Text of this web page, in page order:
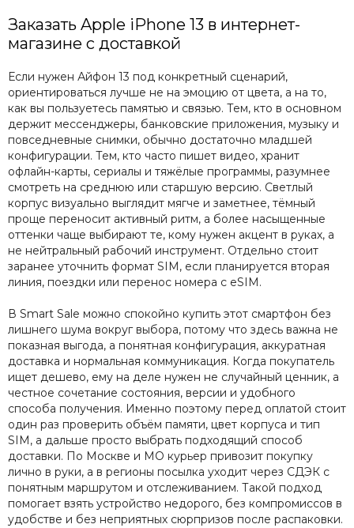
Заказать Apple iPhone 13 в интернет-
магазине с доставкой
Если нужен Айфон 13 под конкретный сценарий,
ориентироваться лучше не на эмоцию от цвета, а на то,
как вы пользуетесь памятью и связью. Тем, кто в основном
держит мессенджеры, банковские приложения, музыку и
повседневные снимки, обычно достаточно младшей
конфигурации. Тем, кто часто пишет видео, хранит
офлайн-карты, сериалы и тяжёлые программы, разумнее
смотреть на среднюю или старшую версию. Светлый
корпус визуально выглядит мягче и заметнее, тёмный
проще переносит активный ритм, а более насыщенные
оттенки чаще выбирают те, кому нужен акцент в руках, а
не нейтральный рабочий инструмент. Отдельно стоит
заранее уточнить формат SIM, если планируется вторая
линия, поездки или перенос номера с eSIM.
В Smart Sale можно спокойно купить этот смартфон без
лишнего шума вокруг выбора, потому что здесь важна не
показная выгода, а понятная конфигурация, аккуратная
доставка и нормальная коммуникация. Когда покупатель
ищет дешево, ему на деле нужен не случайный ценник, а
честное сочетание состояния, версии и удобного
способа получения. Именно поэтому перед оплатой стоит
один раз проверить объём памяти, цвет корпуса и тип
SIM, а дальше просто выбрать подходящий способ
доставки. По Москве и МО курьер привозит покупку
лично в руки, а в регионы посылка уходит через СДЭК с
понятным маршрутом и отслеживанием. Такой подход
помогает взять устройство недорого, без компромиссов в
удобстве и без неприятных сюрпризов после распаковки.